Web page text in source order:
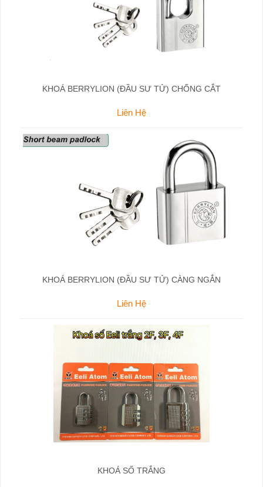
KHOÁ BERRYLION (ĐẦU SƯ TỬ) CHỐNG CẮT
Liên Hệ
KHOÁ BERRYLION (ĐẦU SƯ TỬ) CÀNG NGẮN
Liên Hệ
KHOÁ SỐ TRẮNG